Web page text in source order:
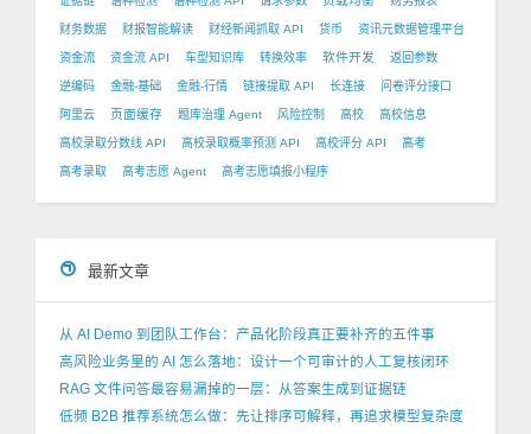
财务数据 财报智能解读 财经新闻抓取 API 货币 资讯元数据管理平台
资金流 资金流 API 车型知识库 转换效率 软件开发 返回参数
逆编码 金融-基础 金融-行情 链接提取 API 长连接 问卷评分接口
阿里云 页面缓存 题库治理 Agent 风险控制 高校 高校信息
高校录取分数线 API 高校录取概率预测 API 高校评分 API 高考
高考录取 高考志愿 Agent 高考志愿填报小程序
最新文章
从 AI Demo 到团队工作台：产品化阶段真正要补齐的五件事
高风险业务里的 AI 怎么落地：设计一个可审计的人工复核闭环
RAG 文件问答最容易漏掉的一层：从答案生成到证据链
低频 B2B 推荐系统怎么做：先让排序可解释，再追求模型复杂度